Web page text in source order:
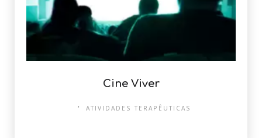
Cine Viver
ATIVIDADES TERAPÊUTICAS